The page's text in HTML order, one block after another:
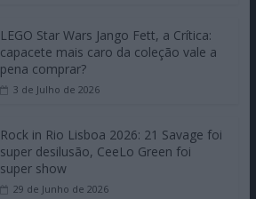
LEGO Star Wars Jango Fett, a Crítica:
capacete mais caro da coleção vale a
pena comprar?
3 de Julho de 2026
Rock in Rio Lisboa 2026: 21 Savage foi
super desilusão, CeeLo Green foi
super show
29 de Junho de 2026